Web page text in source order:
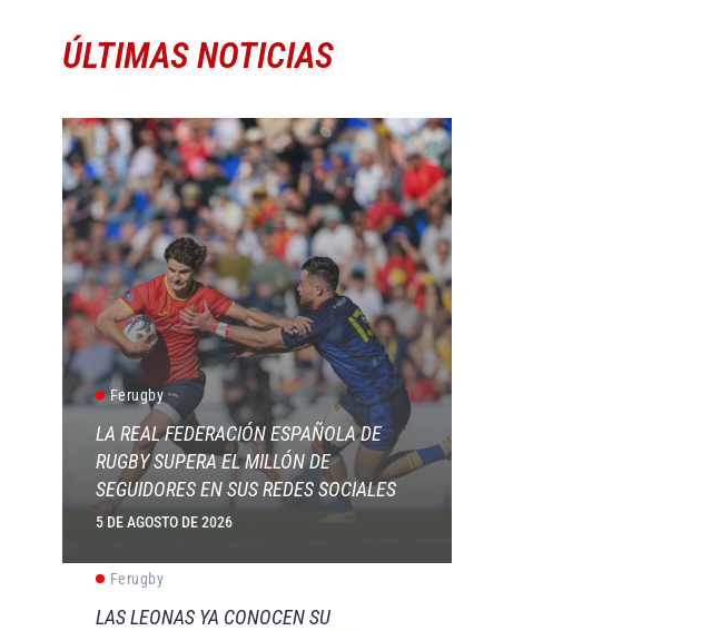
ÚLTIMAS NOTICIAS
Ferugby
LA REAL FEDERACIÓN ESPAÑOLA DE
RUGBY SUPERA EL MILLÓN DE
SEGUIDORES EN SUS REDES SOCIALES
5 DE AGOSTO DE 2026
Ferugby
LAS LEONAS YA CONOCEN SU